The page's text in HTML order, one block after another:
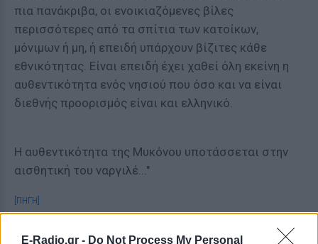
E-Radio.gr - Do Not Process My Personal
πια πανάκριβα, οι ενοικιαζόμενες βίλες
περισσότερες από τα σπίτια των κατοίκων,
μόνιμων ή μη, ή επειδή υπάρχουν βίζιτες κάθε
εθνικότητας. Είναι επειδή έχει χαθεί όλη εκείνη η
αυθεντικότητα ενός νησιού που όσο και να είναι
διεθνής προορισμός είναι και ελληνικό.
Η αυθεντικότητα της Μυκόνου υποτάσσεται στην
αισθητική του ναργιλέ..."
[ΠΗΓΗ]